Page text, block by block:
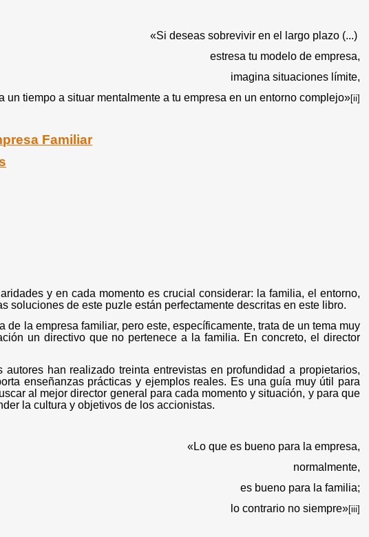
«Si deseas sobrevivir en el largo plazo (...)
estresa tu modelo de empresa,
imagina situaciones límite,
un tiempo a situar mentalmente a tu empresa en un entorno complejo»[ii]
Familiar
y en cada momento es crucial considerar: la familia, el entorno,
soluciones de este puzle están perfectamente descritas en este libro.
la empresa familiar, pero este, específicamente, trata de un tema muy
un directivo que no pertenece a la familia. En concreto, el director
han realizado treinta entrevistas en profundidad a propietarios,
enseñanzas prácticas y ejemplos reales. Es una guía muy útil para
al mejor director general para cada momento y situación, y para que
la cultura y objetivos de los accionistas.
«Lo que es bueno para la empresa,
normalmente,
es bueno para la familia;
lo contrario no siempre»[iii]